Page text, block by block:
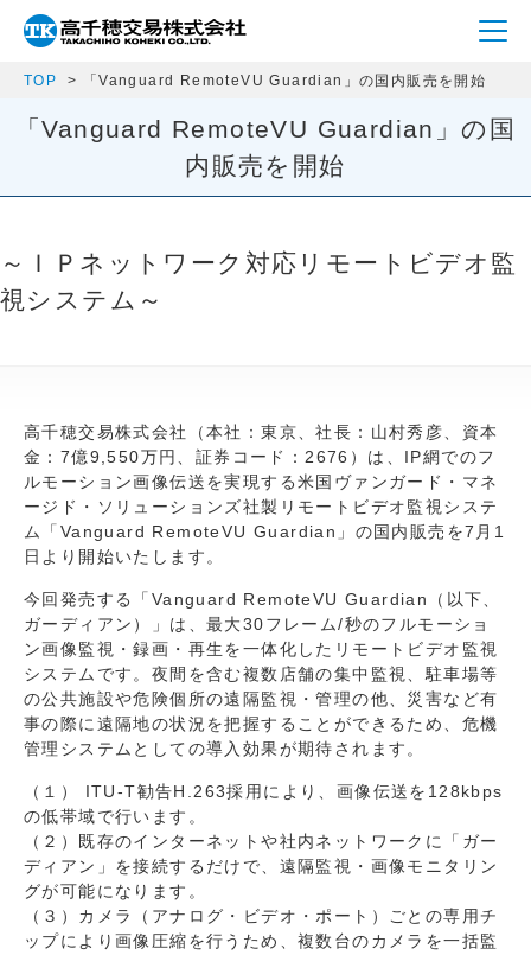
TOP 「Vanguard RemoteVU Guardian」の国内販売を開始
「Vanguard RemoteVU Guardian」の国
内販売を開始
～ＩＰネットワーク対応リモートビデオ監
視システム～
高千穂交易株式会社（本社：東京、社長：山村秀彦、資本
金：7億9,550万円、証券コード：2676）は、IP網でのフ
ルモーション画像伝送を実現する米国ヴァンガード・マネ
ージド・ソリューションズ社製リモートビデオ監視システ
ム「Vanguard RemoteVU Guardian」の国内販売を7月1
日より開始いたします。
今回発売する「Vanguard RemoteVU Guardian（以下、
ガーディアン）」は、最大30フレーム/秒のフルモーショ
ン画像監視・録画・再生を一体化したリモートビデオ監視
システムです。夜間を含む複数店舗の集中監視、駐車場等
の公共施設や危険個所の遠隔監視・管理の他、災害など有
事の際に遠隔地の状況を把握することができるため、危機
管理システムとしての導入効果が期待されます。
（１） ITU-T勧告H.263採用により、画像伝送を128kbps
の低帯域で行います。
（２）既存のインターネットや社内ネットワークに「ガー
ディアン」を接続するだけで、遠隔監視・画像モニタリン
グが可能になります。
（３）カメラ（アナログ・ビデオ・ポート）ごとの専用チ
ップにより画像圧縮を行うため、複数台のカメラを一括監